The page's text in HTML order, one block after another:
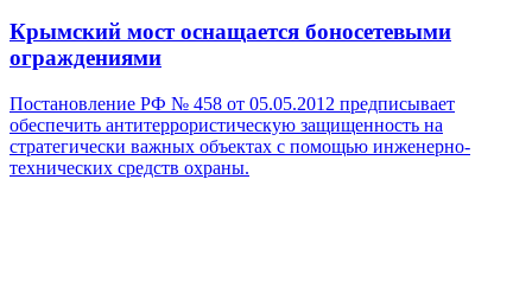
Крымский мост оснащается боносетевыми
ограждениями
Постановление РФ № 458 от 05.05.2012 предписывает
обеспечить антитеррористическую защищенность на
стратегически важных объектах с помощью инженерно-
технических средств охраны.